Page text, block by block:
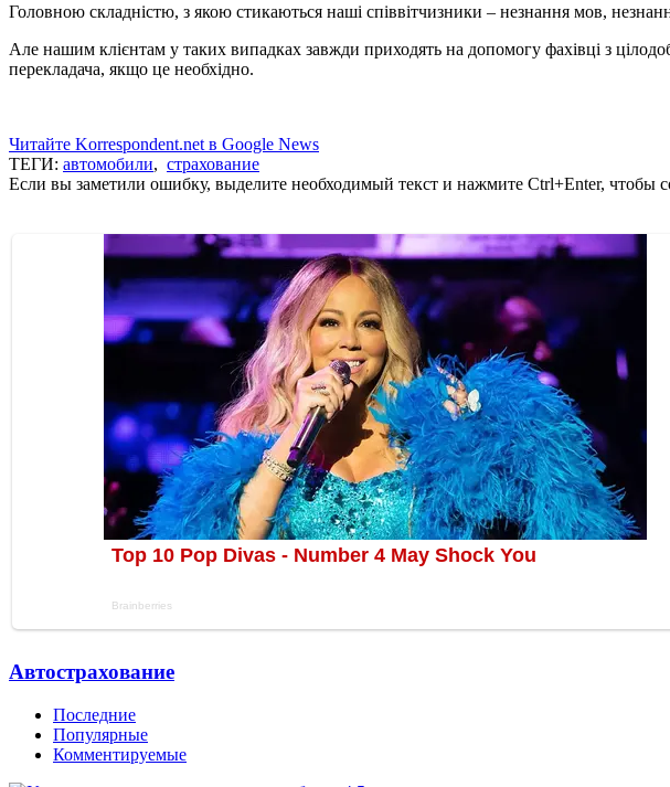
Головною складністю, з якою стикаються наші співвітчизники – незнання мов,
Але нашим клієнтам у таких випадках завжди приходять на допомогу фахівці з
перекладача, якщо це необхідно.
Читайте Korrespondent.net в Google News
ТЕГИ: автомобили, страхование
Если вы заметили ошибку, выделите необходимый текст и нажмите Ctrl+Enter, чтобы
Автострахование
Последние
Популярные
Комментируемые